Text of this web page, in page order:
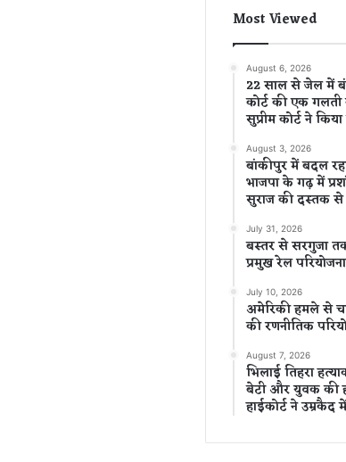
Most Viewed
August 6, 2026
22 साल से जेल में
कोर्ट की एक गलती
सुप्रीम कोर्ट ने
August 3, 2026
बांकीपुर में बदल
भाजपा के गढ़ में
सुराज की दस्तक
July 31, 2026
बस्तर से सरगुजा
प्रमुख रेल
July 10, 2026
अमेरिकी हमले से
की रणनीतिक
August 7, 2026
भिलाई तिहरा
बेटी और युवक की
हाईकोर्ट ने